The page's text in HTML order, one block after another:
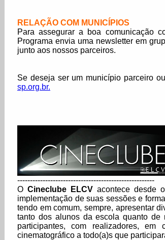
RELAÇÃO COM MUNICÍPIOS
Para assegurar a boa comunicação
Programa envia uma newsletter em
junto aos nossos parceiros.
Se deseja ser um município parceiro
sp.org.br.
------------------------------------------------------
O Cineclube ELCV acontece desde
implementação de suas sessões e
tendo em comum, sempre, apresentar
tanto dos alunos da escola quanto de
participantes, com realizadores,
cinematográfico a todo(a)s que